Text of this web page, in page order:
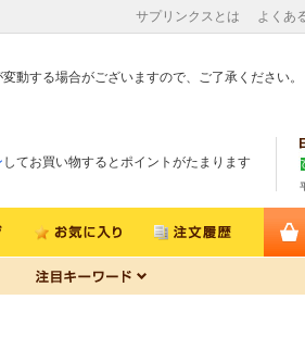
サプリンクスとは よくあ
動する場合がございますので、ご了承ください。
してお買い物するとポイントがたまります